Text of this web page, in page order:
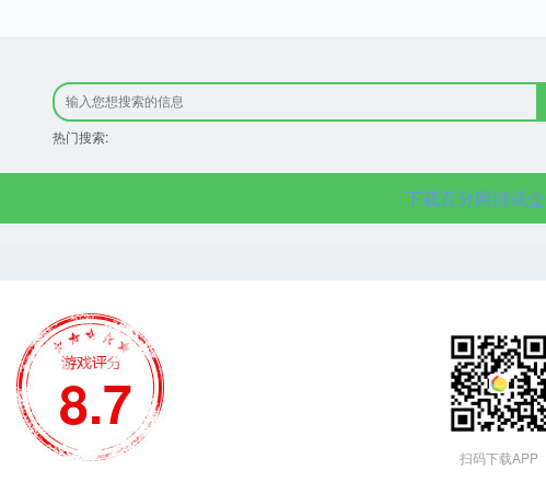
热门搜索:
下载百分网游戏
8.7
扫码下载APP